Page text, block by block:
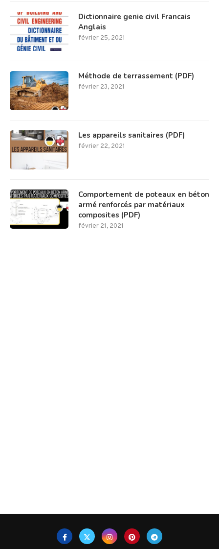
Dictionnaire genie civil Francais
Anglais
février 25, 2021
Méthode de terrassement (PDF)
février 23, 2021
Les appareils sanitaires (PDF)
février 22, 2021
Comportement de poteaux en béton
armé renforcés par matériaux
composites (PDF)
février 21, 2021